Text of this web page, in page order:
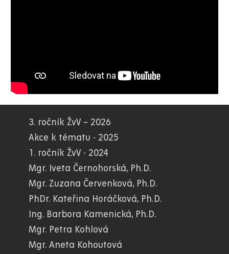
01.
WWW
3. ročník ŽvV – 2026
Akce k tématu - 2025
1. ročník ŽvV - 2024
Mgr. Iveta Černohorská, Ph.D.
Mgr. Zuzana Červenková, Ph.D.
PhDr. Kateřina Horáčková, Ph.D.
Ing. Barbora Kamenická, Ph.D.
Mgr. Petra Kohlová
Mgr. Aneta Kohoutová